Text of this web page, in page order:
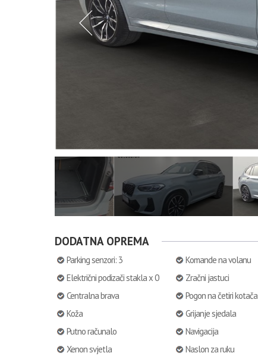
DODATNA OPREMA
Parking senzori: 3 Komande na volanu
Električni podizači stakla x 0
Zračni jastuci
Centralna brava
Pogon na četiri kotača
Koža
Grijanje sjedala
Putno računalo
Navigacija
Xenon svjetla
Naslon za ruku